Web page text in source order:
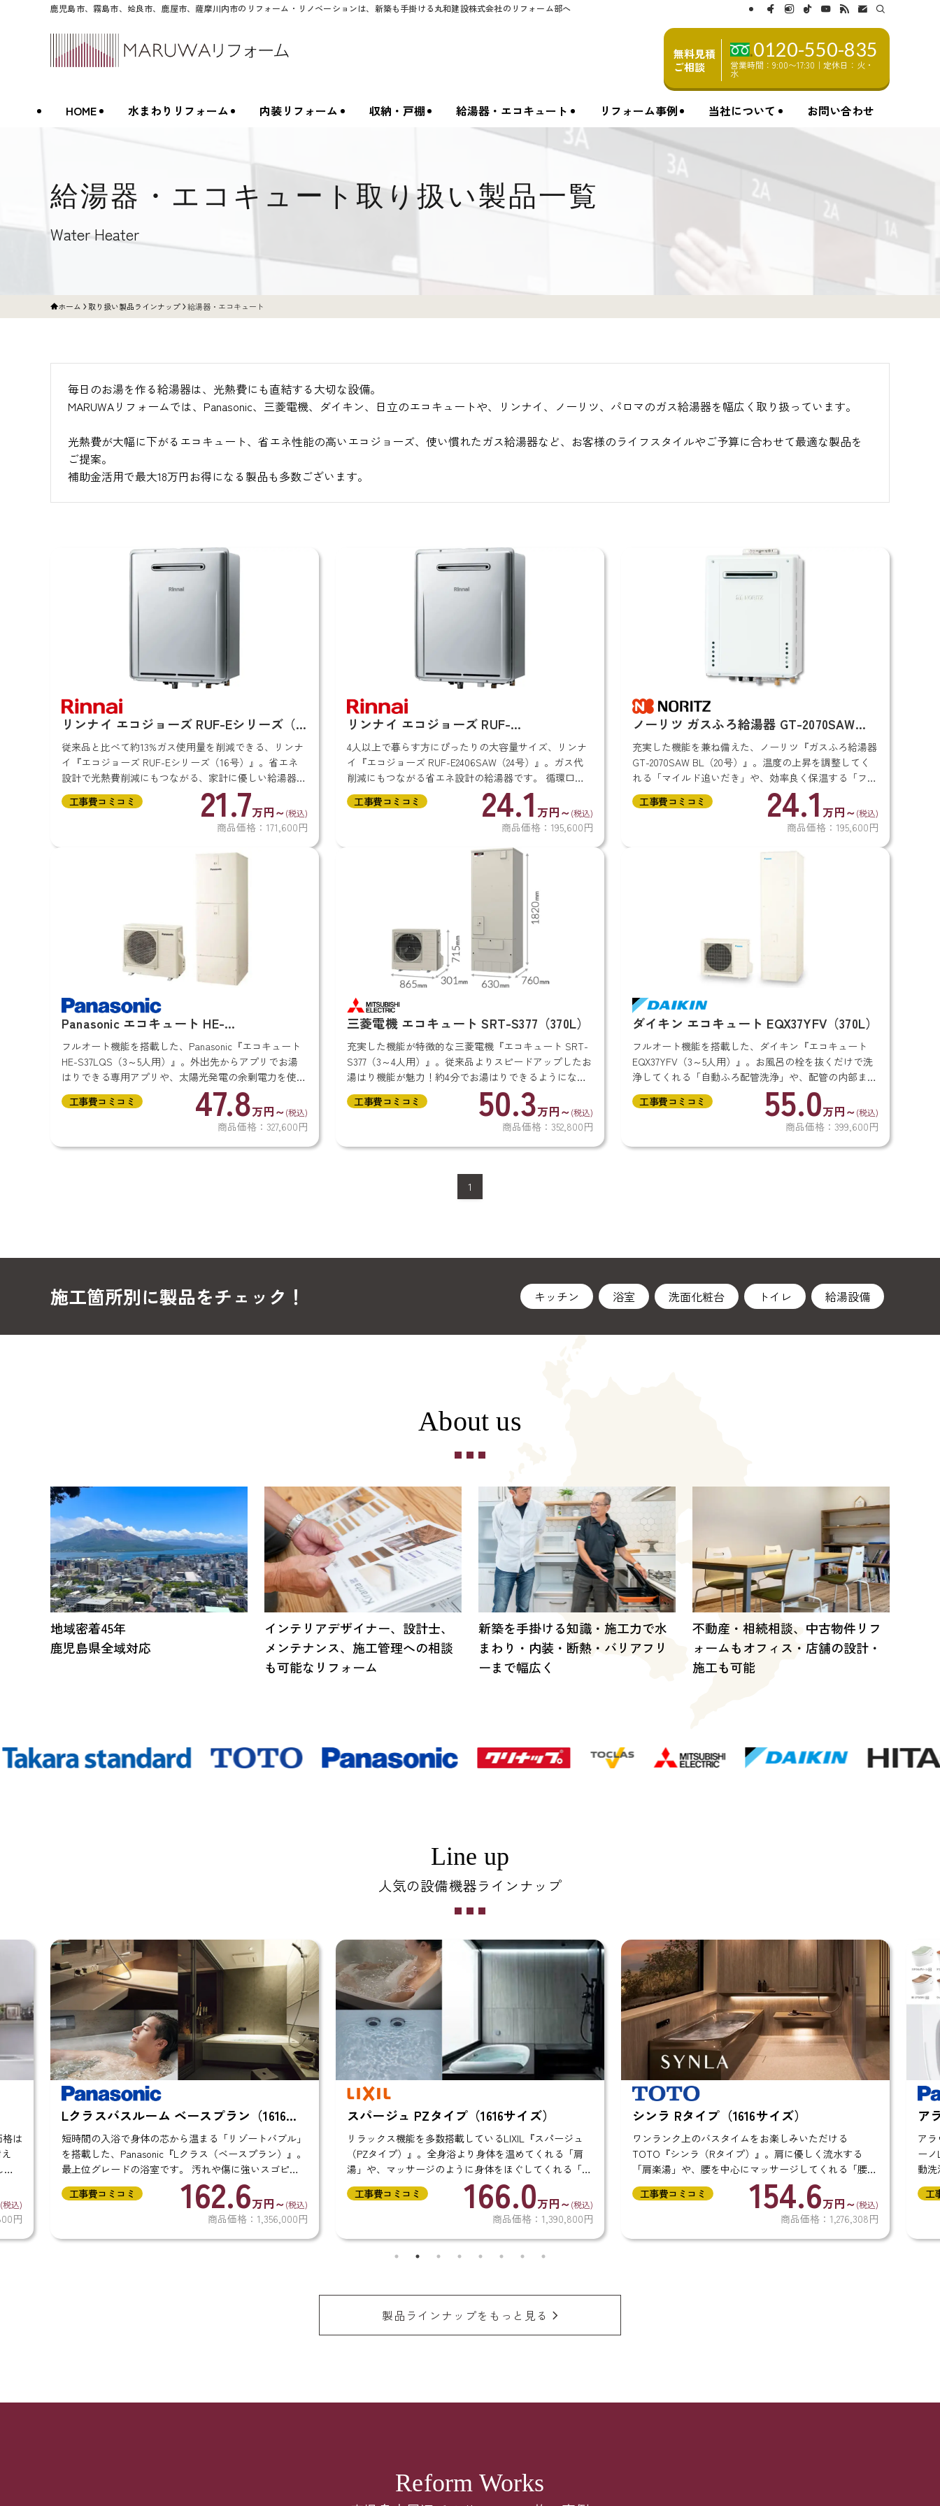
鹿児島市、霧島市、姶良市、鹿屋市、薩摩川内市のリフォーム・リノベーションは、新築も手掛ける丸和建設株式会社のリフォーム部へ
HOME 水まわりリフォーム 内装リフォーム 収納・戸棚 給湯器・エコキュート リフォーム事例 当社について お問い合わせ
無料見積
ご相談
0120-550-835
営業時間：9:00〜17:30｜定休日：火・
水
給湯器・エコキュート取り扱い製品一覧
Water Heater
ホーム 取り扱い製品ラインナップ 給湯器・エコキュート
毎日のお湯を作る給湯器は、光熱費にも直結する大切な設備。
MARUWAリフォームでは、Panasonic、三菱電機、ダイキン、日立のエコキュートや、リンナイ、ノーリツ、パロマのガス給湯器を幅広く取り扱っています。
光熱費が大幅に下がるエコキュート、省エネ性能の高いエコジョーズ、使い慣れたガス給湯器など、お客様のライフスタイルやご予算に合わせて最適な製品を
ご提案。
補助金活用で最大18万円お得になる製品も多数ございます。
リンナイ エコジョーズ RUF-Eシリーズ（16
号）
従来品と比べて約13%ガス使用量を削減できる、リンナ
イ『エコジョーズ RUF-Eシリーズ（16号）』。省エネ
設計で光熱費削減にもつながる、家計に優しい給湯器で
す。 運転音が気になりにくい静音設計なので、小さい
お子さんやペットと暮らす方...
工事費コミコミ 21.7万円～(税込)
商品価格：171,600円
リンナイ エコジョーズ RUF-
E2406SAW（24号）
4人以上で暮らす方にぴったりの大容量サイズ、リンナ
イ『エコジョーズ RUF-E2406SAW（24号）』。ガス代
削減にもつながる省エネ設計の給湯器です。 循環口が
熱くなりにくく安全な「快適おいだき」や、お湯はり完
了が近くなると音で知ら...
工事費コミコミ 24.1 万円～(税込)
商品価格：195,600円
ノーリツ ガスふろ給湯器 GT-2070SAW
BL（20号）
充実した機能を兼ね備えた、ノーリツ『ガスふろ給湯器
GT-2070SAW BL（20号）』。温度の上昇を調整してく
れる「マイルド追いだき」や、効率良く保温する「フレ
ックス保温」機能搭載！2～3人で暮らす方にぴったりの
20号サイズです。 ...
工事費コミコミ 24.1 万円～(税込)
商品価格：195,600円
Panasonic エコキュート HE-
S37LQS（370L）
フルオート機能を搭載した、Panasonic『エコキュート
HE-S37LQS（3～5人用）』。外出先からアプリでお湯
はりできる専用アプリや、太陽光発電の余剰電力を使用
できるエコキュートです。 また、耐震性にも優れてお
り、震度7程度の...
工事費コミコミ 47.8万円～(税込)
商品価格：327,600円
三菱電機 エコキュート SRT-S377（370L）
充実した機能が特徴的な三菱電機『エコキュート SRT-
S377（3～4人用）』。従来品よりスピードアップしたお
湯はり機能が魅力！約4分でお湯はりできるようになっ
たエコキュートです。 また、家族が順番に入浴しても
お湯をキレイに保ってくれ...
工事費コミコミ 50.3万円～(税込)
商品価格：352,800円
ダイキン エコキュート EQX37YFV（370L）
フルオート機能を搭載した、ダイキン『エコキュート
EQX37YFV（3～5人用）』。お風呂の栓を抜くだけで洗
浄してくれる「自動ふろ配管洗浄」や、配管の内部まで
洗浄できる「ふろ配管洗浄」機能を搭載しています。
内部までキレイに保つことで...
工事費コミコミ 55.0万円～(税込)
商品価格：399,600円
1
施工箇所別に製品をチェック！ キッチン 浴室 洗面化粧台 トイレ 給湯設備
About us
地域密着45年
鹿児島県全域対応
インテリアデザイナー、設計士、
メンテナンス、施工管理への相談
も可能なリフォーム
新築を手掛ける知識・施工力で水
まわり・内装・断熱・バリアフリ
ーまで幅広く
不動産・相続相談、中古物件リフ
ォームもオフィス・店舗の設計・
施工も可能
Line up
人気の設備機器ラインナップ
ラン（1616サ
「リゾートバブル」
ベースプラン）』。
汚れを落としやすい
万円～
商品価格：1,356,000円
スパージュ PZタイプ（1616サイズ）
リラックス機能を多数搭載しているLIXIL『スパージュ
（PZタイプ）』。全身浴より身体を温めてくれる「肩
湯」や、マッサージのように身体をほぐしてくれる「肩
ほぐし湯」。腰を中心に水流が血流を促す「腰ほぐし
湯」など、ラグジュアリーな機能満載の浴...
工事費コミコミ 166.0 万円～
商品価格：1,390,800円
シンラ Rタイプ（1616サイズ）
ワンランク上のバスタイムをお楽しみいただける
TOTO『シンラ（Rタイプ）』。肩に優しく流水する
「肩楽湯」や、腰を中心にマッサージしてくれる「腰楽
湯」機能を搭載したラグジュアリーな浴室です。 ま
た、冬も冷たくなりにくい「ほっカラリ床」や...
工事費コミコミ 154.6 万円～
商品価格：1,276,308円
アラウーノL150 タイプ1
アラウーノ史上、最上位グレードのPanasonic『ア
ーノL150』。トイレのお手入れを手軽にしてくれる
動洗浄機能を多数兼ね備えた清潔設計のトイレです
市販の台所洗剤で洗浄できる「バブル洗浄」や、除
できる「オゾンウォータ...
工事費コミコミ 36.1 万円～
商品価格：
製品ラインナップをもっと見る
Reform Works